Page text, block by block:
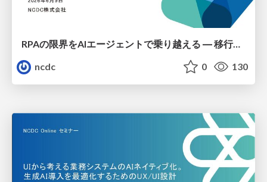
RPAの限界をAIエージェントで乗り越える ― 移行戦略と失敗しない導入ポイント
ncdc
0 130